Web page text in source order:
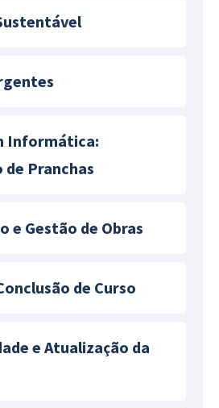
Informática:
de Pranchas
e Gestão de Obras
de Curso
e Atualização da